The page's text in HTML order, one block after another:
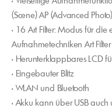
(Scene) AP (Advanced Photo)
• 16 Art Filter: Modus für
Aufnahmetechniken Art Filter
• Herunterklappbares LCD
• Eingebauter Blitz
• WLAN und Bluetooth
• Akku kann über USB